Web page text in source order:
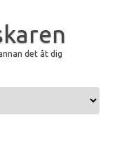
det åt dig